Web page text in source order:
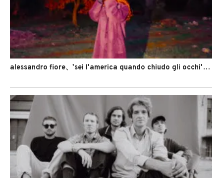
alessandro fiore、'sei l'america quando chiudo gli occhi'のMVを公開